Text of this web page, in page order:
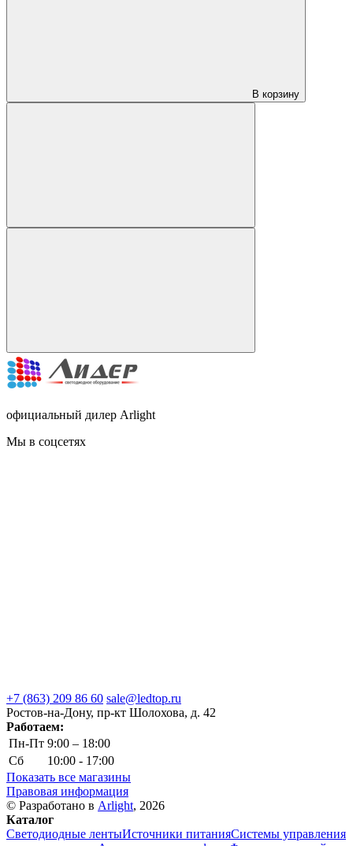
В корзину
официальный дилер Arlight
Мы в соцсетях
+7 (863) 209 86 60 sale@ledtop.ru
Ростов-на-Дону, пр-кт Шолохова, д. 42
Работаем:
Пн-Пт 9:00 – 18:00
Сб
10:00 - 17:00
Показать все магазины
Правовая информация
© Разработано в Arlight, 2026
Каталог
Светодиодные лентыИсточники питанияСистемы управления